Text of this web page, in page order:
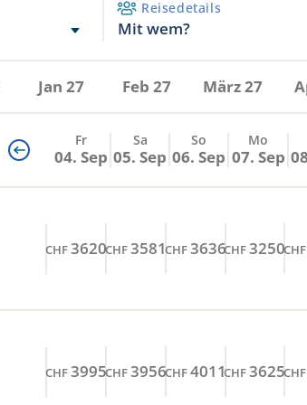
Reisedetails
Mit wem?
Jan 27 Feb 27 März 27
Fr
04. Sep
Sa
05. Sep
So
06. Sep
Mo
07. Sep
CHF3620CHF3581CHF3636CHF3250CHF
CHF3995CHF3956CHF4011CHF3625CHF